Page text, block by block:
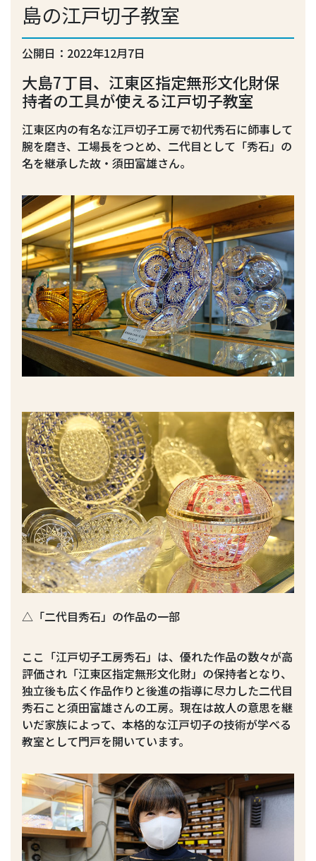
島の江戸切子教室
公開日：2022年12月7日
大島7丁目、江東区指定無形文化財保
持者の工具が使える江戸切子教室
江東区内の有名な江戸切子工房で初代秀石に師事して
腕を磨き、工場長をつとめ、二代目として「秀石」の
名を継承した故・須田富雄さん。
△「二代目秀石」の作品の一部
ここ「江戸切子工房秀石」は、優れた作品の数々が高
評価され「江東区指定無形文化財」の保持者となり、
独立後も広く作品作りと後進の指導に尽力した二代目
秀石こと須田富雄さんの工房。現在は故人の意思を継
いだ家族によって、本格的な江戸切子の技術が学べる
教室として門戸を開いています。